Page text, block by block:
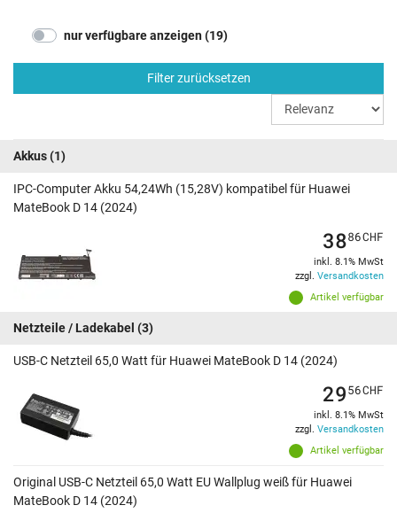
nur verfügbare anzeigen (19)
Filter zurücksetzen
Akkus(1)
IPC-Computer Akku 54,24Wh (15,28V) kompatibel für Huawei
MateBook D 14 (2024)
Artikel verfügbar
3886CHF
inkl. 8.1% MwSt
zzgl. Versandkosten
Netzteile / Ladekabel (3)
USB-C Netzteil 65,0 Watt für Huawei MateBook D 14 (2024)
Artikel verfügbar
2956CHF
inkl. 8.1% MwSt
zzgl. Versandkosten
Original USB-C Netzteil 65,0 Watt EU Wallplug weiß für Huawei
MateBook D 14 (2024)